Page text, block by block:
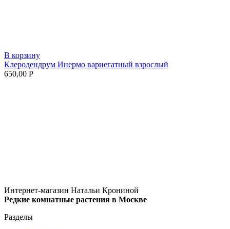
В корзину
Клеродендрум Инермо вариегатный взрослый
650,00 Р
Интернет-магазин Натальи Крониной
Редкие комнатные растения в Москве
Разделы